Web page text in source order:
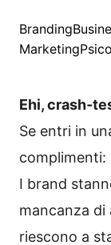
Branding
Marketing
Ehi,
Se entri in
complimenti:
I brand
mancanza
riescono a